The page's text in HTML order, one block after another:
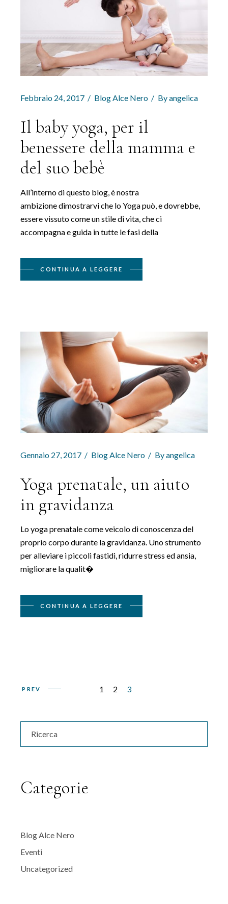
Febbraio 24, 2017 Blog Alce Nero Byangelica
Il baby yoga, per il
benessere della mamma e
del suo bebè
All’interno di questo blog, è nostra
ambizione dimostrarvi che lo Yoga può, e dovrebbe,
essere vissuto come un stile di vita, che ci
accompagna e guida in tutte le fasi della
CONTINUA A LEGGERE
Gennaio 27, 2017 Blog Alce Nero Byangelica
Yoga prenatale, un aiuto
in gravidanza
Lo yoga prenatale come veicolo di conoscenza del
proprio corpo durante la gravidanza. Uno strumento
per alleviare i piccoli fastidi, ridurre stress ed ansia,
migliorare la qualit�
CONTINUA A LEGGERE
Navigazione
PREV 1 2 3
Search
for:
Categorie
Blog Alce Nero
Eventi
Uncategorized